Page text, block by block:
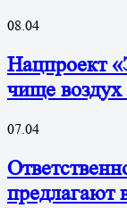
08.04
Нацпроект
чище воздух
07.04
предлагают